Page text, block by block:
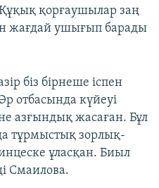
қорғаушылар заң
жағдай ушығып барады
біз бірнеше іспен
отбасында күйеуі
азғындық жасаған. Бұл
тұрмыстық зорлық-
ұласқан. Биыл
Смаилова.